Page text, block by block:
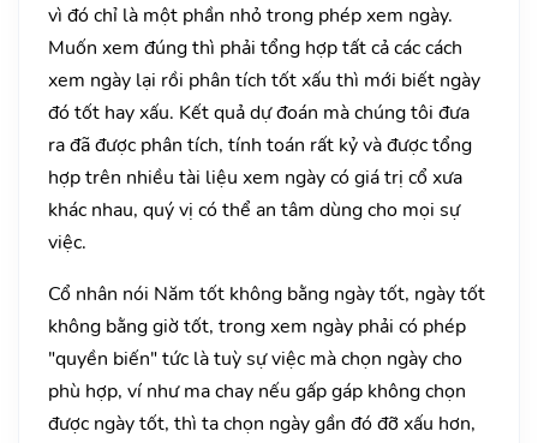
vì đó chỉ là một phần nhỏ trong phép xem ngày.
Muốn xem đúng thì phải tổng hợp tất cả các cách
xem ngày lại rồi phân tích tốt xấu thì mới biết ngày
đó tốt hay xấu. Kết quả dự đoán mà chúng tôi đưa
ra đã được phân tích, tính toán rất kỷ và được tổng
hợp trên nhiều tài liệu xem ngày có giá trị cổ xưa
khác nhau, quý vị có thể an tâm dùng cho mọi sự
việc.
Cổ nhân nói Năm tốt không bằng ngày tốt, ngày tốt
không bằng giờ tốt, trong xem ngày phải có phép
"quyền biến" tức là tuỳ sự việc mà chọn ngày cho
phù hợp, ví như ma chay nếu gấp gáp không chọn
được ngày tốt, thì ta chọn ngày gần đó đỡ xấu hơn,